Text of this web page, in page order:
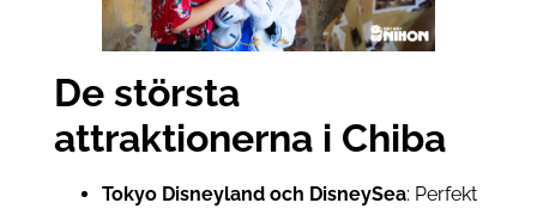
De största
attraktionerna i Chiba
Tokyo Disneyland och DisneySea: Perfekt